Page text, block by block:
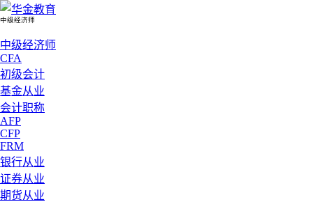
中级经济师
中级经济师
CFA
初级会计
基金从业
会计职称
AFP
CFP
FRM
银行从业
证券从业
期货从业